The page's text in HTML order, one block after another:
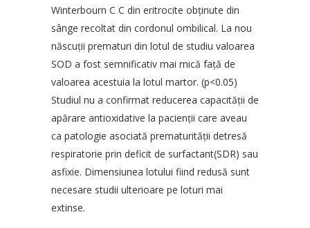
Winterbourn C C din eritrocite obţinute din
sânge recoltat din cordonul ombilical. La nou
născuţii prematuri din lotul de studiu valoarea
SOD a fost semnificativ mai mică faţă de
valoarea acestuia la lotul martor. (p<0.05)
Studiul nu a confirmat reducerea capacităţii de
apărare antioxidative la pacienţii care aveau
ca patologie asociată prematurităţii detresă
respiratorie prin deficit de surfactant(SDR) sau
asfixie. Dimensiunea lotului fiind redusă sunt
necesare studii ulterioare pe loturi mai
extinse.